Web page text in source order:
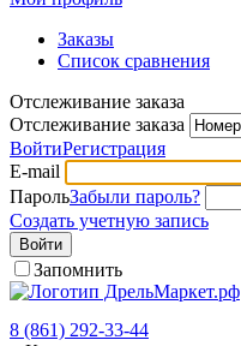
Заказы
Список сравнения
Отслеживание заказа
Отслеживание заказа
ВойтиРегистрация
E-mail
ПарольЗабыли пароль?
Создать учетную запись
Войти
Запомнить
8 (861) 292-33-44